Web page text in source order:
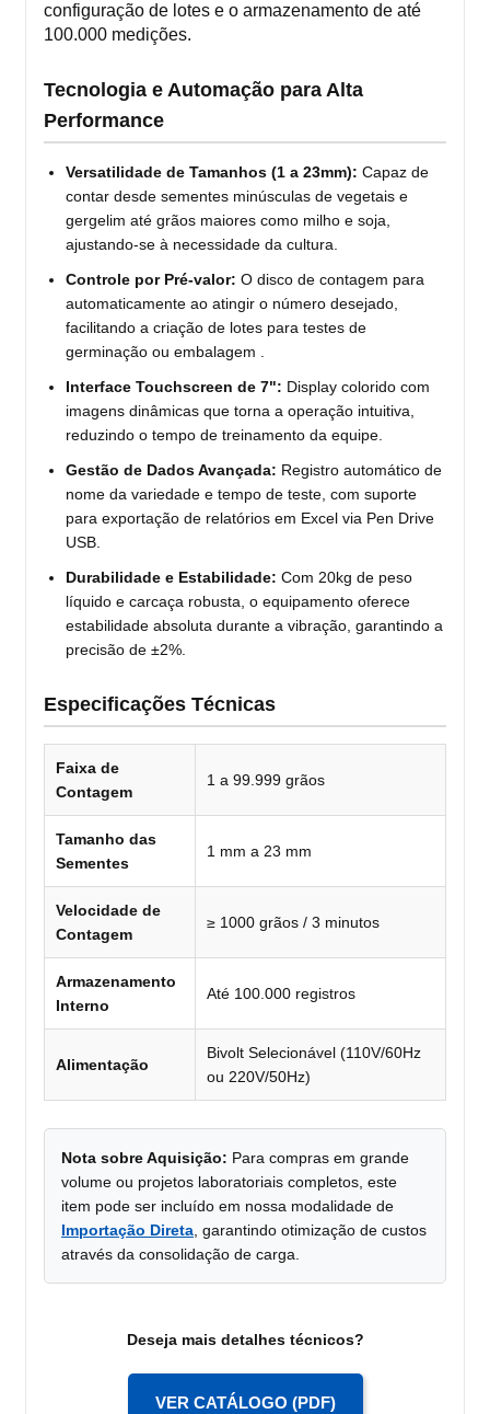
configuração de lotes e o armazenamento de até
100.000 medições.
Tecnologia e Automação para Alta
Performance
Versatilidade de Tamanhos (1 a 23mm): Capaz de
contar desde sementes minúsculas de vegetais e
gergelim até grãos maiores como milho e soja,
ajustando-se à necessidade da cultura.
Controle por Pré-valor: O disco de contagem para
automaticamente ao atingir o número desejado,
facilitando a criação de lotes para testes de
germinação ou embalagem .
Interface Touchscreen de 7": Display colorido com
imagens dinâmicas que torna a operação intuitiva,
reduzindo o tempo de treinamento da equipe.
Gestão de Dados Avançada: Registro automático de
nome da variedade e tempo de teste, com suporte
para exportação de relatórios em Excel via Pen Drive
USB.
Durabilidade e Estabilidade: Com 20kg de peso
líquido e carcaça robusta, o equipamento oferece
estabilidade absoluta durante a vibração, garantindo a
precisão de ±2%.
Especificações Técnicas
Faixa de
Contagem
1 a 99.999 grãos
Tamanho das
Sementes
1 mm a 23 mm
Velocidade de
Contagem
≥ 1000 grãos / 3 minutos
Armazenamento
Interno
Até 100.000 registros
Alimentação
Bivolt Selecionável (110V/60Hz
ou 220V/50Hz)
Nota sobre Aquisição: Para compras em grande
volume ou projetos laboratoriais completos, este
item pode ser incluído em nossa modalidade de
Importação Direta , garantindo otimização de custos
através da consolidação de carga.
Deseja mais detalhes técnicos?
VER CATÁLOGO (PDF)